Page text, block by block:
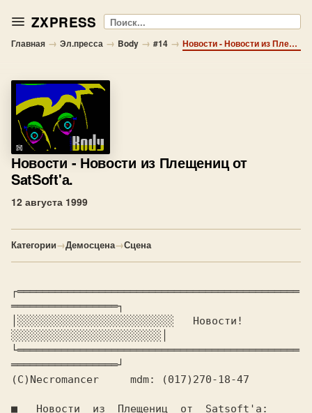
ZXPRESS Поиск
Главная → Эл.пресса → Body → #14 → Новости - Новости из Плещениц от SatSoft'а.
Новости - Новости из Плещениц от
SatSoft'а.
12 августа 1999
Категории→Демосцена→Сцена
┌═════════════════════════════════════════════
└═════════════════════════════════════════════
(C)Necromancer     mdm: (017)270-18-47
■ Hовости  из  Плещениц  от  Satsoft'а: